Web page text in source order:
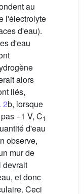
au
l'électrolyte
d'eau).
d'eau
alors
liés,
2b, lorsque
−1 V, C1
d'eau
observe,
mur de
devrait
et donc
Ceci